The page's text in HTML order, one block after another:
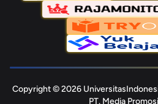
Copyright © 2026
PT. Media